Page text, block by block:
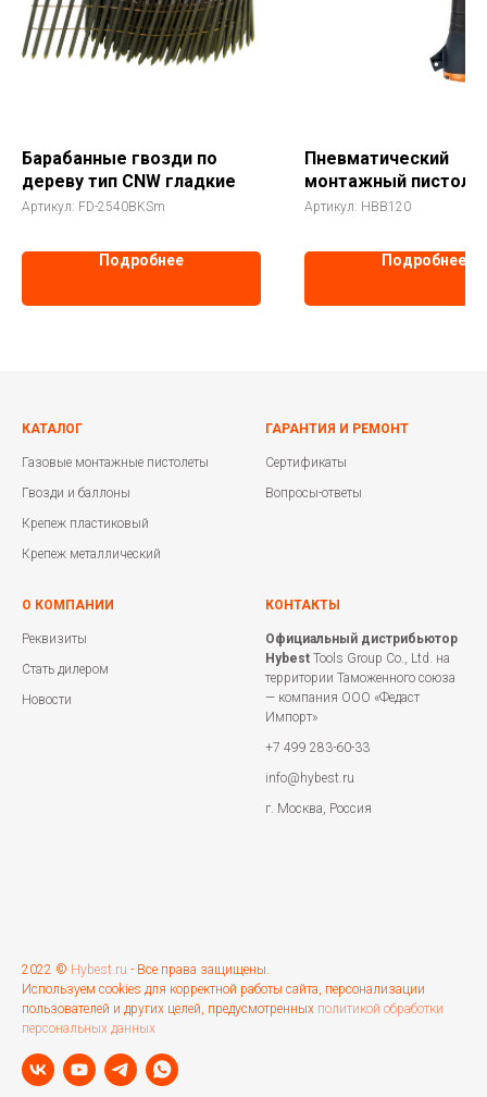
Барабанные гвозди по
дереву тип CNW гладкие
Артикул: FD-2540BKSm
Подробнее
Пневматический
монтажный
Hybest B120
Артикул: HBB120
Подробнее
КАТАЛОГ
Газовые монтажные пистолеты
Гвозди и баллоны
Крепеж пластиковый
Крепеж металлический
ГАРАНТИЯ И РЕМОНТ
Сертификаты
Вопросы-ответы
О КОМПАНИИ
Реквизиты
Стать дилером
Новости
КОНТАКТЫ
Официальный дистрибьютор
Hybest Tools Group Co., Ltd. на
территории Таможенного союза
— компания ООО «Федаст
Импорт»
+7 499 283-60-33
info@hybest.ru
г. Москва, Россия
2022 © Hybest.ru - Все права защищены.
Используем cookies для корректной работы сайта, персонализации
пользователей и других целей, предусмотренных политикой обработки
персональных данных